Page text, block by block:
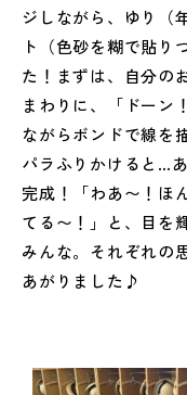
ジしながら、ゆり（
ト（色砂を糊で貼り
た！まずは、自分の
まわりに、「ドーン
ながらボンドで線を
パラふりかけると…
完成！「わあ〜！ほ
てる〜！」と、
目を
みんな。それぞれの
あがりました♪